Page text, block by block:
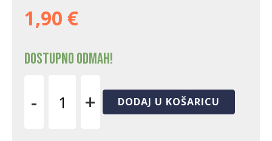
1,90 €
Dostupno odmah!
- + DODAJ U KOŠARICU